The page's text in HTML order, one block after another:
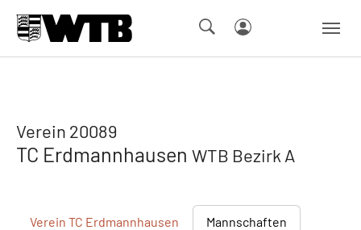
Verein 20089
TC Erdmannhausen WTB Bezirk A
Verein TC Erdmannhausen Mannschaften